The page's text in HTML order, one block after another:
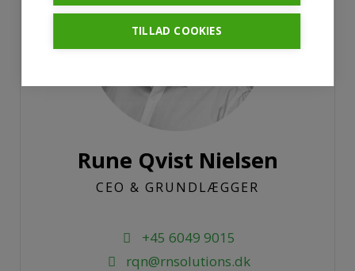
Rune Qvist Nielsen
CEO & GRUNDLÆGGER
+45 6049 9015
rqn@rnsolutions.dk
TILLAD COOKIES